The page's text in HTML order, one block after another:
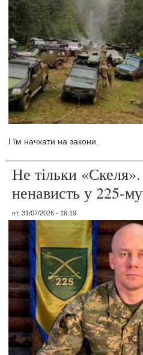
І їм начхати на закони.
Не тільки
ненависть у 225-
пт, 31/07/2026 - 18:19